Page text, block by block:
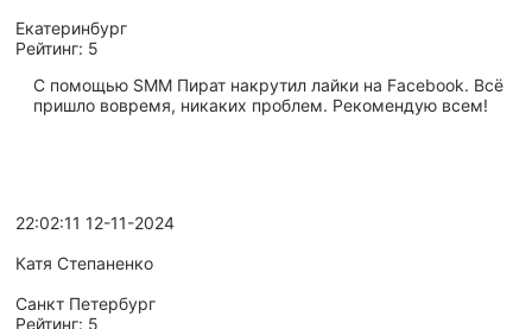
Екатеринбург
Рейтинг: 5
С помощью SMM Пират накрутил лайки на Facebook. Всё
пришло вовремя, никаких проблем. Рекомендую всем!
22:02:11 12-11-2024
Катя Степаненко
Санкт Петербург
Рейтинг: 5